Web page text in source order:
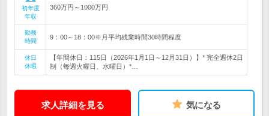
初年度
年収
360万円～1000万円
勤務
時間
9：00～18：00※月平均残業時間30時間程度
休日
休暇
【年間休日：115日（2026年1月1日～12月31日）】* 完全週休2日
制（毎週火曜日、水曜日）*…
求人詳細を見る 気になる